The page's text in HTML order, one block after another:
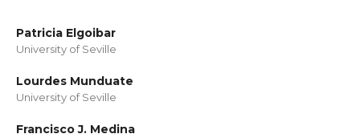
Patricia Elgoibar
University of Seville
Lourdes Munduate
University of Seville
Francisco J. Medina